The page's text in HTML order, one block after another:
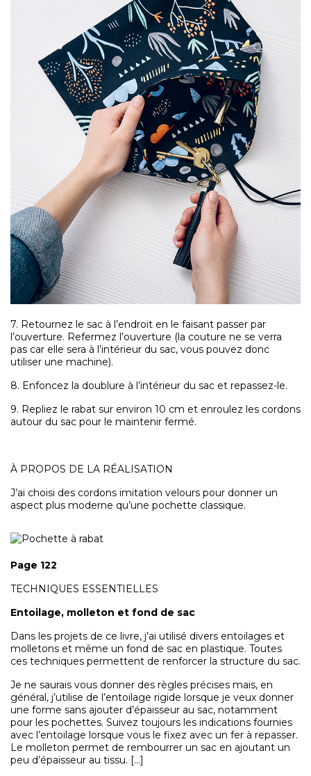
7. Retournez le sac à l’endroit en le faisant passer par
l’ouverture. Refermez l’ouverture (la couture ne se verra
pas car elle sera à l’intérieur du sac, vous pouvez donc
utiliser une machine).
8. Enfoncez la doublure à l’intérieur du sac et repassez-le.
9. Repliez le rabat sur environ 10 cm et enroulez les cordons
autour du sac pour le maintenir fermé.
À PROPOS DE LA RÉALISATION
J’ai choisi des cordons imitation velours pour donner un
aspect plus moderne qu’une pochette classique.
Page 122
TECHNIQUES ESSENTIELLES
Entoilage, molleton et fond de sac
Dans les projets de ce livre, j’ai utilisé divers entoilages et
molletons et même un fond de sac en plastique. Toutes
ces techniques permettent de renforcer la structure du sac.
Je ne saurais vous donner des règles précises mais, en
général, j’utilise de l’entoilage rigide lorsque je veux donner
une forme sans ajouter d’épaisseur au sac, notamment
pour les pochettes. Suivez toujours les indications fournies
avec l’entoilage lorsque vous le fixez avec un fer à repasser.
Le molleton permet de rembourrer un sac en ajoutant un
peu d’épaisseur au tissu. […]